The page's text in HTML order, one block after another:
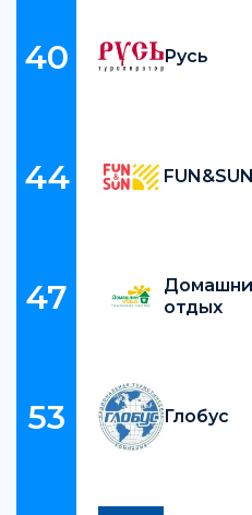
40 Русь
44 FUN&SUN
47
отдых
53 Глобус